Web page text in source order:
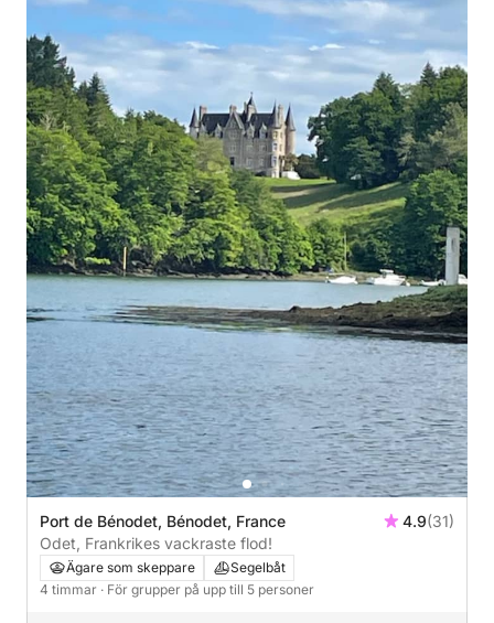
Port de Bénodet, Bénodet, France 4.9(31)
Odet, Frankrikes vackraste flod!
Ägare som skeppare
Segelbåt
4 timmar · För grupper på upp till 5 personer